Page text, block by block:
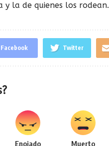
y la de quienes los rodean.
Facebook Twitter
Enojado Muerto